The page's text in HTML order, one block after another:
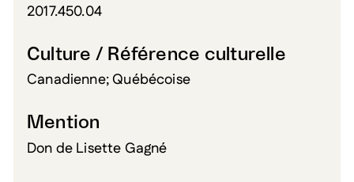
2017.450.04
Culture / Référence culturelle
Canadienne; Québécoise
Mention
Don de Lisette Gagné